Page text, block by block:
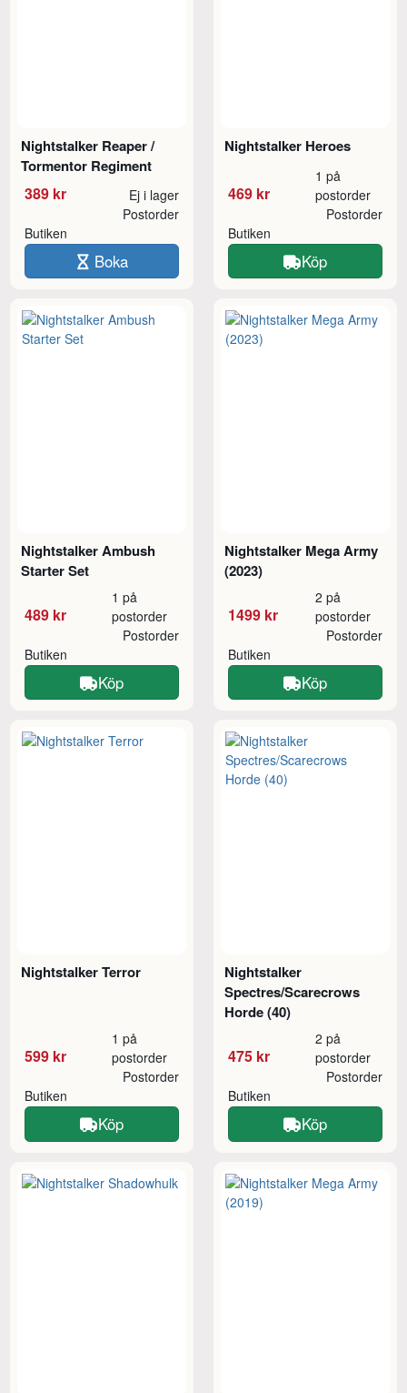
Nightstalker Reaper /
Tormentor Regiment
389 kr Ej i lager
Butiken
Postorder
Boka
Nightstalker Heroes
469 kr
1 på
postorder
Butiken
Postorder
Köp
Nightstalker Ambush
Starter Set
489 kr
1 på
postorder
Butiken
Postorder
Köp
Nightstalker Mega Army
(2023)
1499 kr
2 på
postorder
Butiken
Postorder
Köp
Nightstalker Terror
599 kr
1 på
postorder
Butiken
Postorder
Köp
Nightstalker
Spectres/Scarecrows
Horde (40)
475 kr
2 på
postorder
Butiken
Postorder
Köp